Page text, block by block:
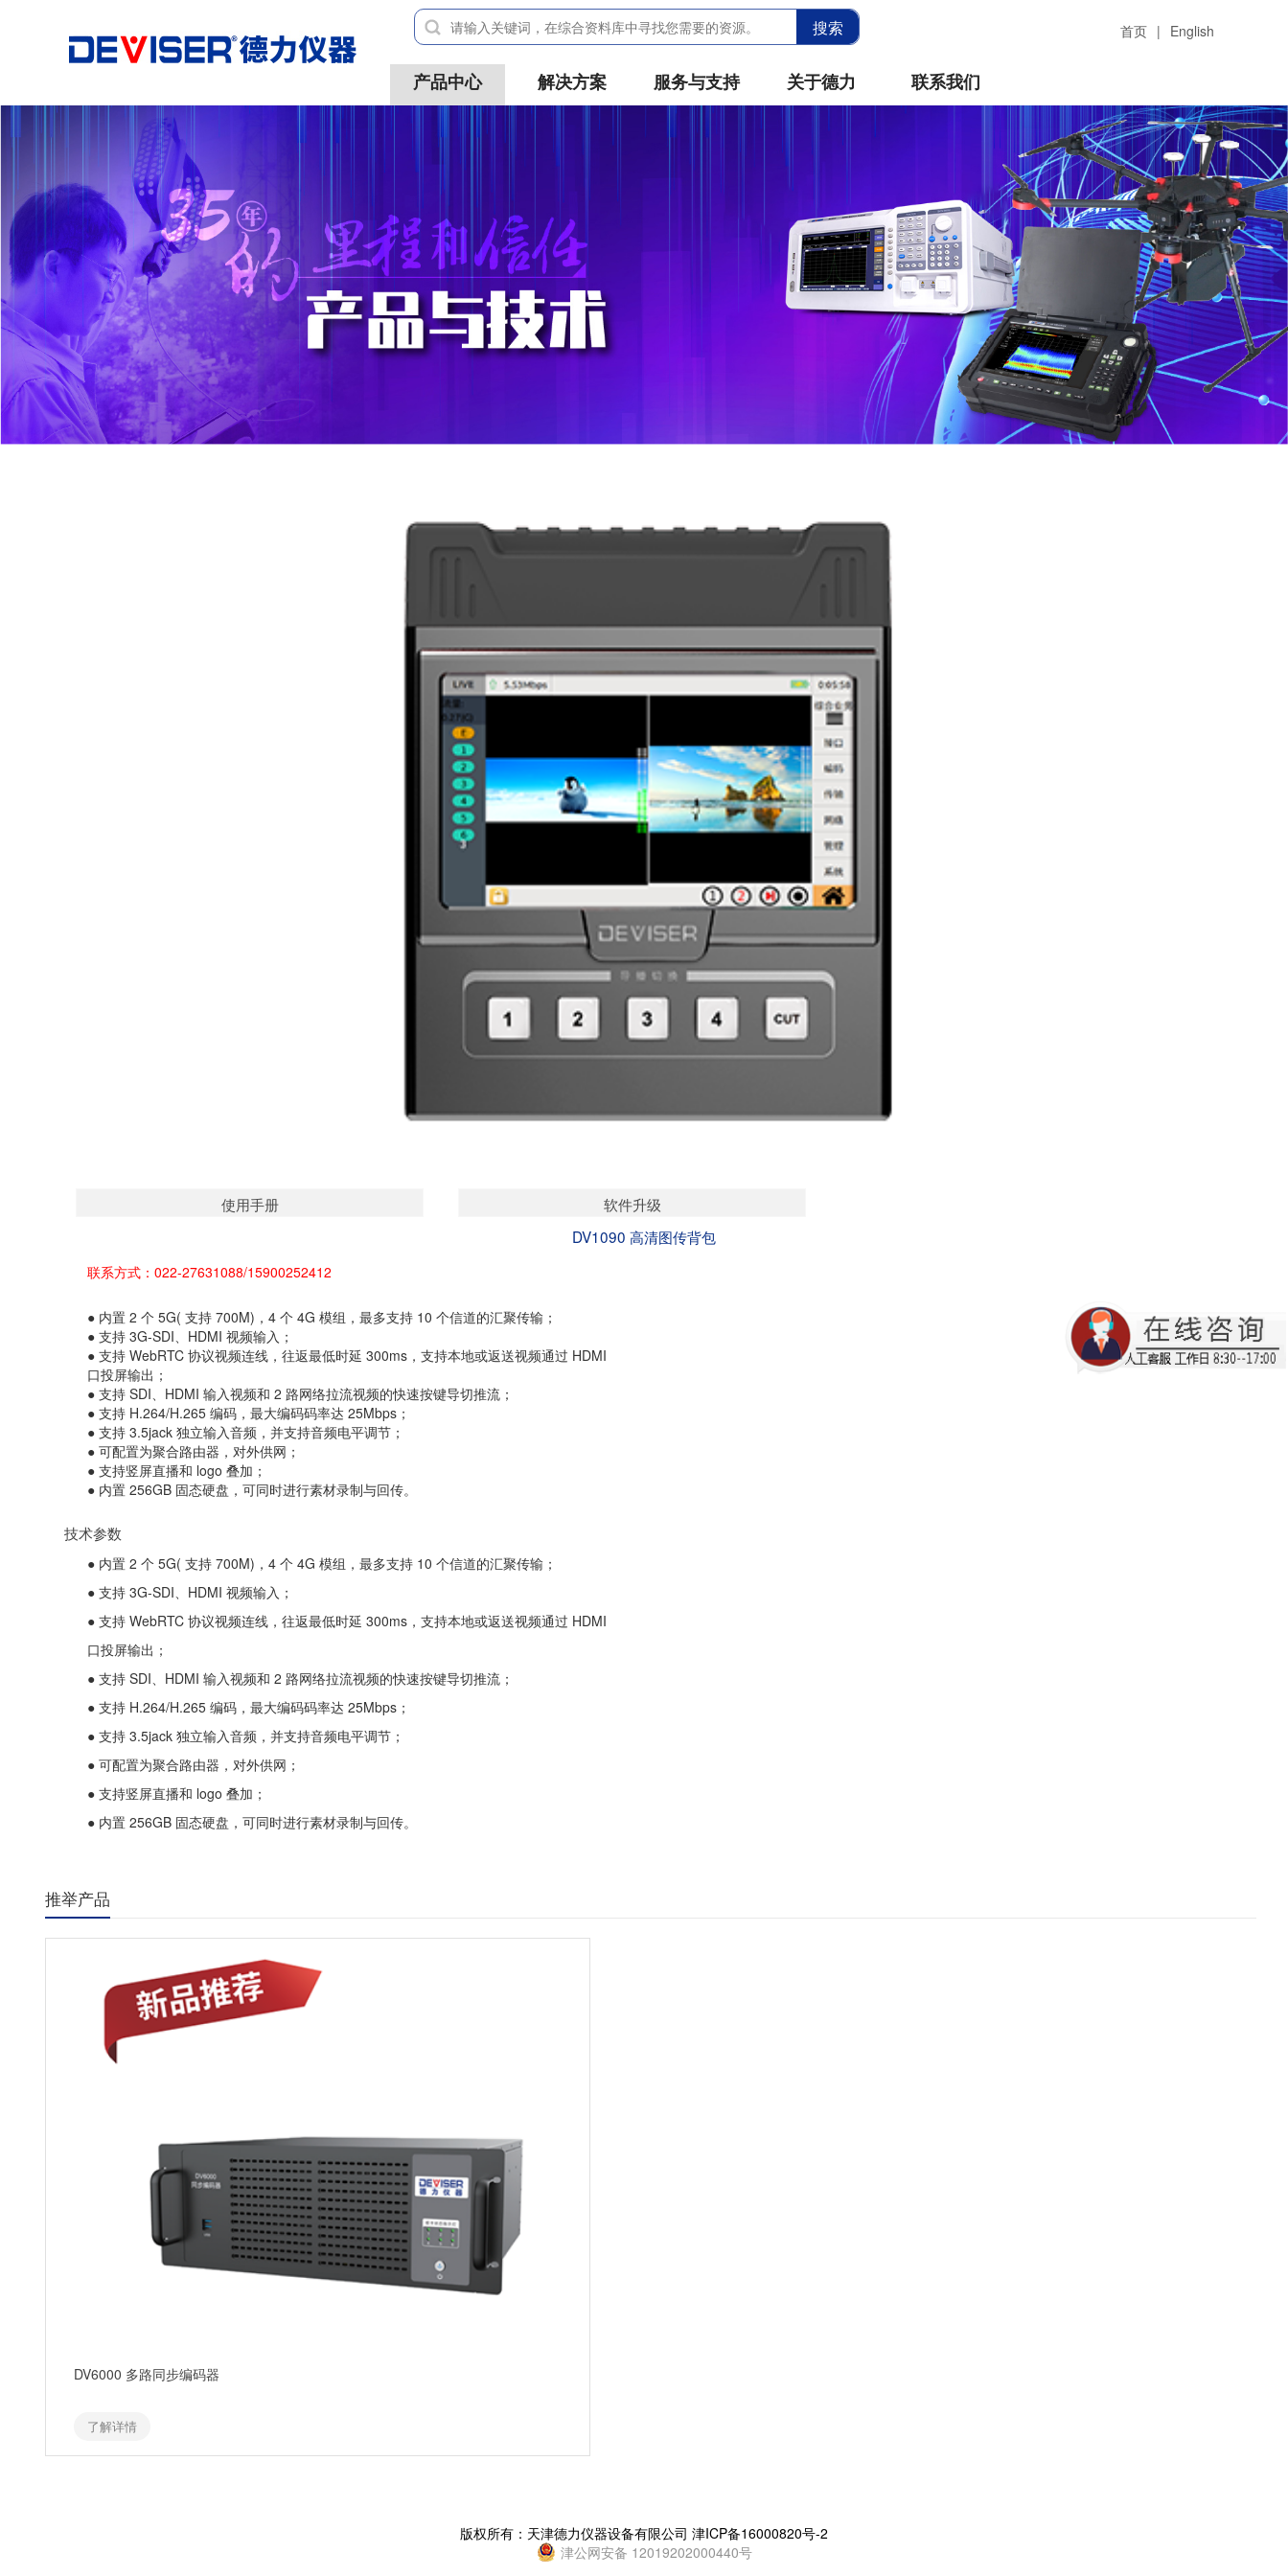
搜索
产品中心 解决方案 服务与支持 关于德力 联系我们
首页 | English
使用手册
软件升级
DV1090 高清图传背包
联系方式：022-27631088/15900252412
● 内置 2 个 5G( 支持 700M)，4 个 4G 模组，最多支持 10 个信道的汇聚传输；
● 支持 3G-SDI、HDMI 视频输入；
● 支持 WebRTC 协议视频连线，往返最低时延 300ms，支持本地或返送视频通过 HDMI
口投屏输出；
● 支持 SDI、HDMI 输入视频和 2 路网络拉流视频的快速按键导切推流；
● 支持 H.264/H.265 编码，最大编码码率达 25Mbps；
● 支持 3.5jack 独立输入音频，并支持音频电平调节；
● 可配置为聚合路由器，对外供网；
● 支持竖屏直播和 logo 叠加；
● 内置 256GB 固态硬盘，可同时进行素材录制与回传。
技术参数
● 内置 2 个 5G( 支持 700M)，4 个 4G 模组，最多支持 10 个信道的汇聚传输；
● 支持 3G-SDI、HDMI 视频输入；
● 支持 WebRTC 协议视频连线，往返最低时延 300ms，支持本地或返送视频通过 HDMI
口投屏输出；
● 支持 SDI、HDMI 输入视频和 2 路网络拉流视频的快速按键导切推流；
● 支持 H.264/H.265 编码，最大编码码率达 25Mbps；
● 支持 3.5jack 独立输入音频，并支持音频电平调节；
● 可配置为聚合路由器，对外供网；
● 支持竖屏直播和 logo 叠加；
● 内置 256GB 固态硬盘，可同时进行素材录制与回传。
推举产品
DV6000 多路同步编码器
了解详情
版权所有：天津德力仪器设备有限公司 津ICP备16000820号-2
津公网安备 12019202000440号